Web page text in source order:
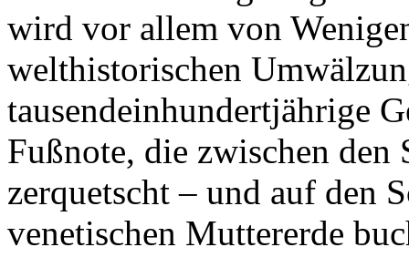
wird vor allem von
welthistorischen
tausendeinhundertjährige
Fußnote, die zwischen den
zerquetscht – und auf den
venetischen Muttererde